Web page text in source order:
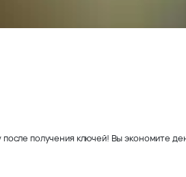
получения ключей! Вы экономите